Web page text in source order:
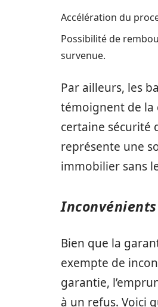
Accélération du
Possibilité de
survenue.
Par ailleurs, les
témoignent de la
certaine sécurité
représente une
immobilier sans
Bien que la
exempte de
garantie,
à un refus. Voici